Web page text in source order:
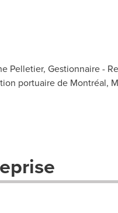
Pelletier, Gestionnaire -
portuaire de Montréal,